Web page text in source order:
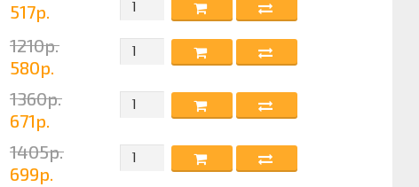
517р.
1210р.
580р.
1360р.
671р.
1405р.
699р.